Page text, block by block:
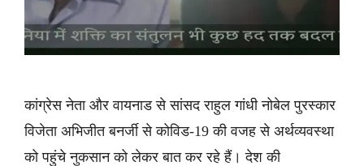
कांग्रेस नेता और वायनाड से सांसद राहुल गांधी नोबेल पुरस्कार
विजेता अभिजीत बनर्जी से कोविड-19 की वजह से अर्थव्यवस्था
को पहुंचे नुकसान को लेकर बात कर रहे हैं। देश की